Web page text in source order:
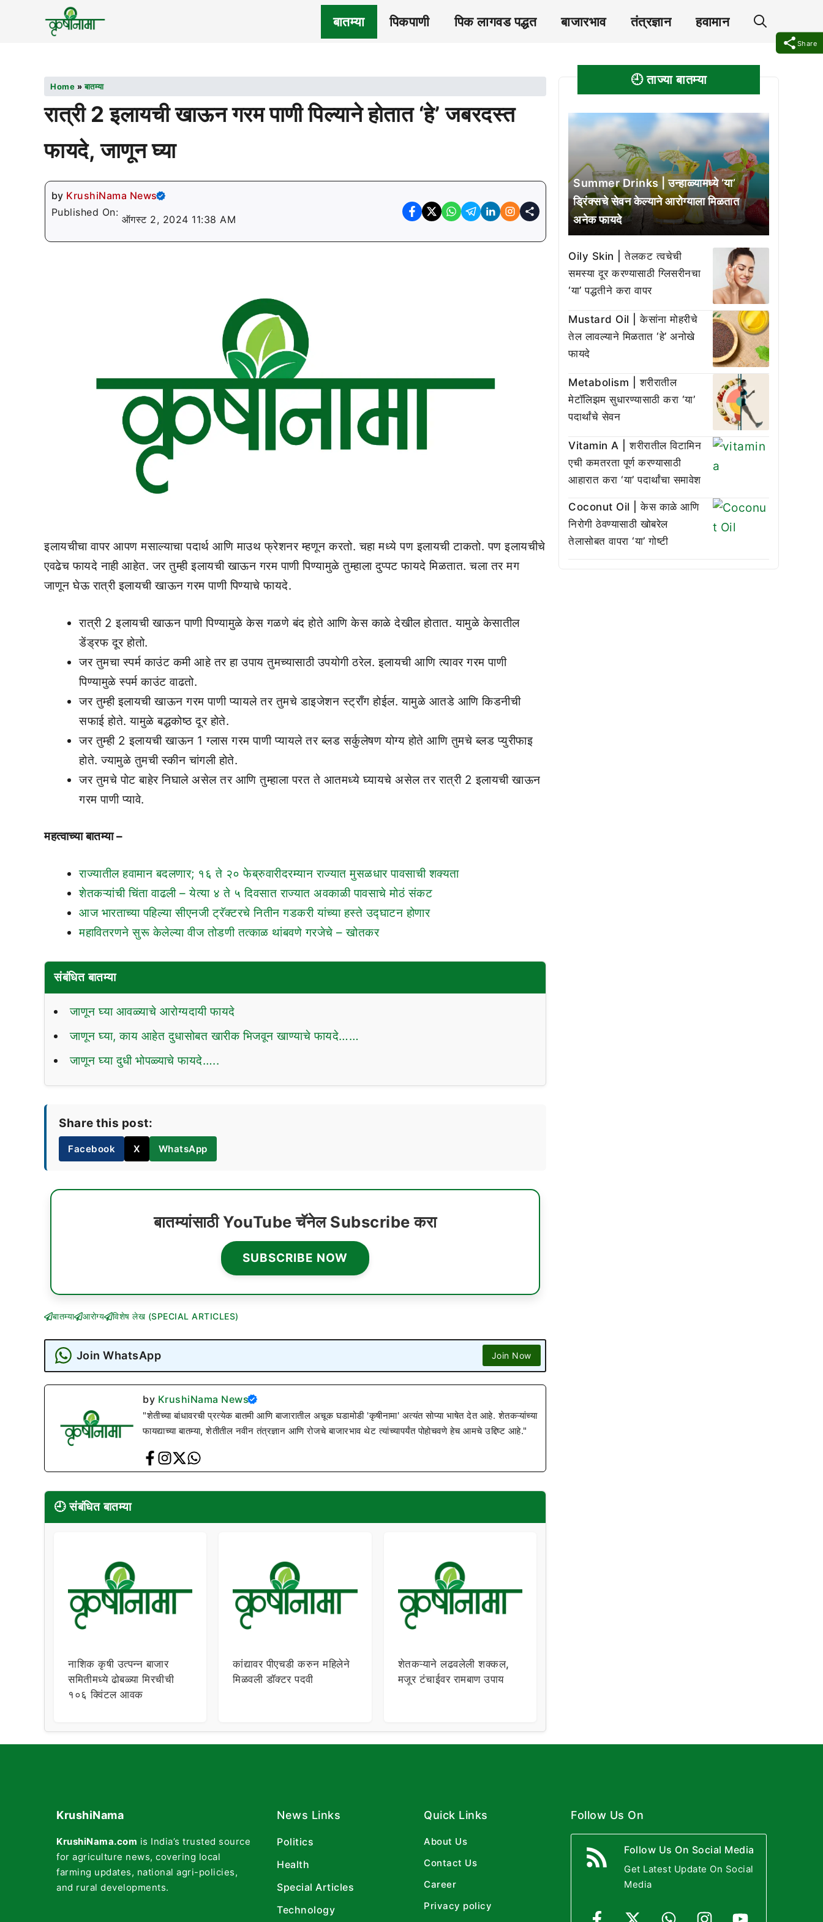
बातम्या पिकपाणी पिक लागवड पद्धत बाजारभाव तंत्रज्ञान हवामान
Share
Home »बातम्या
रात्री 2 इलायची खाऊन गरम पाणी पिल्याने होतात ‘हे’ जबरदस्त
फायदे, जाणून घ्या
by KrushiNama News
Published On:
ऑगस्ट 2, 2024 11:38 AM
इलायचीचा वापर आपण मसाल्याचा पदार्थ आणि माउथ फ्रेशनर म्हणून करतो. चहा मध्ये पण इलायची टाकतो. पण इलायचीचे
एवढेच फायदे नाही आहेत. जर तुम्ही इलायची खाऊन गरम पाणी पिण्यामुळे तुम्हाला दुप्पट फायदे मिळतात. चला तर मग
जाणून घेऊ रात्री इलायची खाऊन गरम पाणी पिण्याचे फायदे.
रात्री 2 इलायची खाऊन पाणी पिण्यामुळे केस गळणे बंद होते आणि केस काळे देखील होतात. यामुळे केसातील
डेंड्रफ दूर होतो.
जर तुमचा स्पर्म काउंट कमी आहे तर हा उपाय तुमच्यासाठी उपयोगी ठरेल. इलायची आणि त्यावर गरम पाणी
पिण्यामुळे स्पर्म काउंट वाढतो.
जर तुम्ही इलायची खाऊन गरम पाणी प्यायले तर तुमचे डाइजेशन स्ट्राँग होईल. यामुळे आतडे आणि किडनीची
सफाई होते. यामुळे बद्धकोष्ठ दूर होते.
जर तुम्ही 2 इलायची खाऊन 1 ग्लास गरम पाणी प्यायले तर ब्लड सर्कुलेषण योग्य होते आणि तुमचे ब्लड प्युरीफाइ
होते. ज्यामुळे तुमची स्कीन चांगली होते.
जर तुमचे पोट बाहेर निघाले असेल तर आणि तुम्हाला परत ते आतमध्ये घ्यायचे असेल तर रात्री 2 इलायची खाऊन
गरम पाणी प्यावे.
महत्वाच्या बातम्या –
राज्यातील हवामान बदलणार; १६ ते २० फेब्रुवारीदरम्यान राज्यात मुसळधार पावसाची शक्यता
शेतकऱ्यांची चिंता वाढली – येत्या ४ ते ५ दिवसात राज्यात अवकाळी पावसाचे मोठं संकट
आज भारताच्या पहिल्या सीएनजी ट्रॅक्टरचे नितीन गडकरी यांच्या हस्ते उद्घाटन होणार
महावितरणने सुरू केलेल्या वीज तोडणी तत्काळ थांबवणे गरजेचे – खोतकर
संबंधित बातम्या
जाणून घ्या आवळ्याचे आरोग्यदायी फायदे
जाणून घ्या, काय आहेत दुधासोबत खारीक भिजवून खाण्याचे फायदे……
जाणून घ्या दुधी भोपळ्याचे फायदे…..
Share this post:
Facebook X WhatsApp
बातम्यांसाठी YouTube चॅनेल Subscribe करा
SUBSCRIBE NOW
बातम्या आरोग्य विशेष लेख (SPECIAL ARTICLES)
Join WhatsApp Join Now
by KrushiNama News
"शेतीच्या बांधावरची प्रत्येक बातमी आणि बाजारातील अचूक घडामोडी 'कृषीनामा' अत्यंत सोप्या भाषेत देत आहे. शेतकऱ्यांच्या
फायद्याच्या बातम्या, शेतीतील नवीन तंत्रज्ञान आणि रोजचे बाजारभाव थेट त्यांच्यापर्यंत पोहोचवणे हेच आमचे उद्दिष्ट आहे."
🕘 संबंधित बातम्या
नाशिक कृषी उत्पन्न बाजार
समितीमध्ये ढोबळ्या मिरचीची
१०६ क्विंटल आवक
कांद्यावर पीएचडी करुन महिलेने
मिळवली डॉक्टर पदवी
शेतकऱ्याने लढवलेली शक्कल,
मजूर टंचाईवर रामबाण उपाय
🕘 ताज्या बातम्या
Summer Drinks | उन्हाळ्यामध्ये ‘या’
ड्रिंक्सचे सेवन केल्याने आरोग्याला मिळतात
अनेक फायदे
Oily Skin | तेलकट त्वचेची
समस्या दूर करण्यासाठी ग्लिसरीनचा
‘या’ पद्धतीने करा वापर
Mustard Oil | केसांना मोहरीचे
तेल लावल्याने मिळतात ‘हे’ अनोखे
फायदे
Metabolism | शरीरातील
मेटॉलिझम सुधारण्यासाठी करा ‘या’
पदार्थांचे सेवन
Vitamin A | शरीरातील विटामिन
एची कमतरता पूर्ण करण्यासाठी
आहारात करा ‘या’ पदार्थांचा समावेश
Coconut Oil | केस काळे आणि
निरोगी ठेवण्यासाठी खोबरेल
तेलासोबत वापरा ‘या’ गोष्टी
KrushiNama
KrushiNama.com is India’s trusted source
for agriculture news, covering local
farming updates, national agri-policies,
and rural developments.
News Links
Politics
Health
Special Articles
Technology
Quick Links
About Us
Contact Us
Career
Privacy policy
Follow Us On
Follow Us On Social Media
Get Latest Update On Social
Media